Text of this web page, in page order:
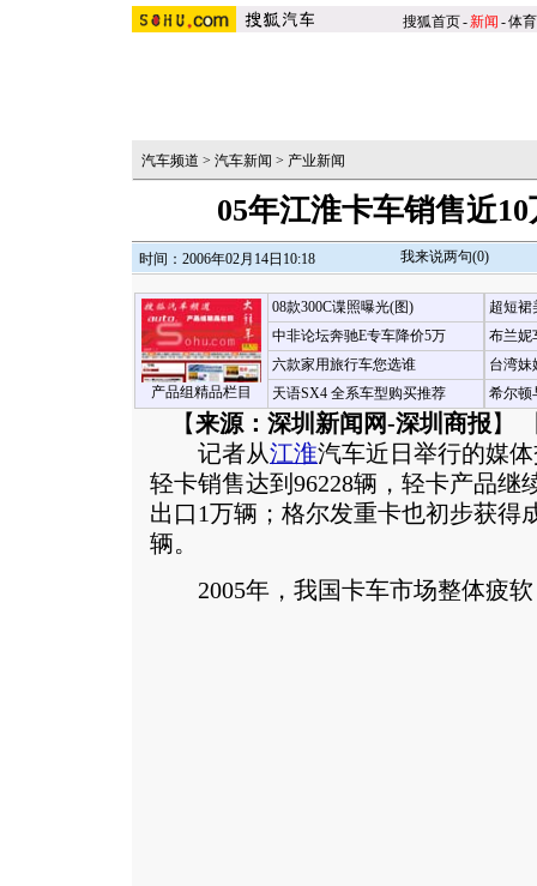
搜狐首页-新闻 -体育
汽车频道 > 汽车新闻 > 产业新闻
05年江淮卡车销售近
时间：2006年02月14日10:18 我来说两句(0)
产品组精品栏目
08款300C谍照曝光(图)
中非论坛奔驰E专车降价5万
六款家用旅行车您选谁
天语SX4 全系车型购买推荐
超短裙
布兰妮
台湾妹
希尔顿
【来源：深圳新闻网-深圳商报 】
记者从江淮汽车近日举行的媒
轻卡销售达到96228辆，轻卡产品继
出口1万辆；格尔发重卡也初步获得
辆。
2005年，我国卡车市场整体疲软